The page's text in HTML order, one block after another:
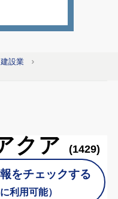
設業
クア (1429)
をチェックする
利用可能）